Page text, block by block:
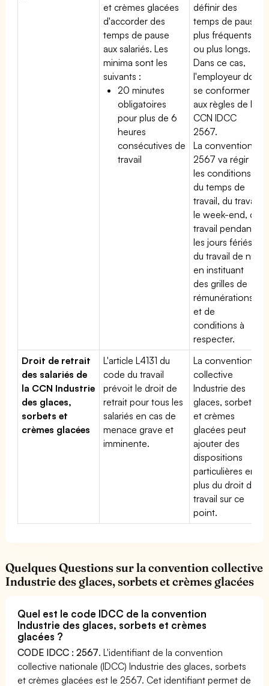
et crèmes glacées
d'accorder des
temps de pause
aux salariés. Les
minima sont les
suivants :
20 minutes
obligatoires
pour plus de 6
heures
consécutives de
travail
définir des
temps de pause
plus fréquents
ou plus longs.
Dans ce cas,
l'employeur doit
se conformer
aux règles de la
CCN IDCC
2567.
La convention
2567 va régir
les conditions
du temps de
travail, du travail
le week-end, du
travail pendant
les jours fériés,
du travail de nuit
en instituant
des grilles de
rémunérations
et de
conditions à
respecter.
Droit de retrait
des salariés de
la CCN Industrie
des glaces,
sorbets et
crèmes glacées
L'article L4131 du
code du travail
prévoit le droit de
retrait pour tous les
salariés en cas de
menace grave et
imminente.
La convention
collective
Industrie des
glaces, sorbets
et crèmes
glacées peut
ajouter des
dispositions
particulières en
plus du droit du
travail sur ce
point.
Quelques Questions sur la convention collective
Industrie des glaces, sorbets et crèmes glacées
Quel est le code IDCC de la convention
Industrie des glaces, sorbets et crèmes
glacées ?
CODE IDCC : 2567. L'identifiant de la convention
collective nationale (IDCC) Industrie des glaces, sorbets
et crèmes glacées est le 2567. Cet identifiant permet de